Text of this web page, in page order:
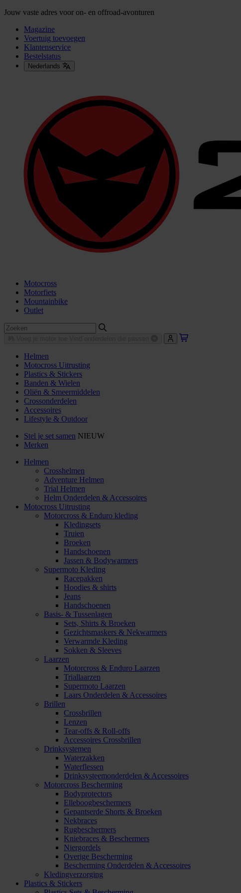
Jouw vaste adres voor on- en offroad-avonturen
Magazine
Voertuig toevoegen
Klantenservice
Bestelstatus
Nederlands
Motocross
Motorfiets
Mountainbike
Outlet
Helmen
Motocross Uitrusting
Plastics & Stickers
Banden & Wielen
Oliën & Smeermiddelen
Crossonderdelen
Accessoires
Lifestyle & Outdoor
Stel je set samen NIEUW
Merken
Helmen
Crosshelmen
Adventure Helmen
Trial Helmen
Helm Onderdelen & Accessoires
Motocross Uitrusting
Motorcross & Enduro kleding
Kledingsets
Truien
Broeken
Handschoenen
Jassen & Bodywarmers
Supermoto Kleding
Racepakken
Hoodies & shirts
Jeans
Handschoenen
Basis- & Tussenlagen
Sets, Shirts & Broeken
Gezichtsmaskers & Nekwarmers
Verwarmde Kleding
Sokken & Sleeves
Laarzen
Motorcross & Enduro Laarzen
Triallaarzen
Supermoto Laarzen
Laars Onderdelen & Accessoires
Brillen
Crossbrillen
Lenzen
Tear-offs & Roll-offs
Accessoires Crossbrillen
Drinksystemen
Waterzakken
Waterflessen
Drinksysteemonderdelen & Accessoires
Motorcross Bescherming
Bodyprotectors
Elleboogbeschermers
Gepantserde Shorts & Broeken
Nekbraces
Rugbeschermers
Kniebraces & Beschermers
Niergordels
Overige Bescherming
Bescherming Onderdelen & Accessoires
Kledingverzorging
Plastics & Stickers